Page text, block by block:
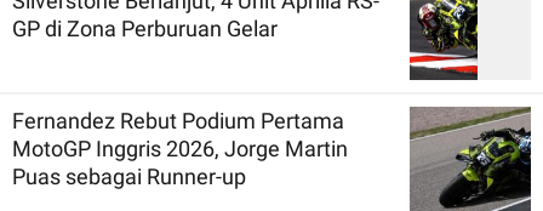
GP di Zona Perburuan Gelar
Fernandez Rebut Podium Pertama
MotoGP Inggris 2026, Jorge Martin
Puas sebagai Runner-up